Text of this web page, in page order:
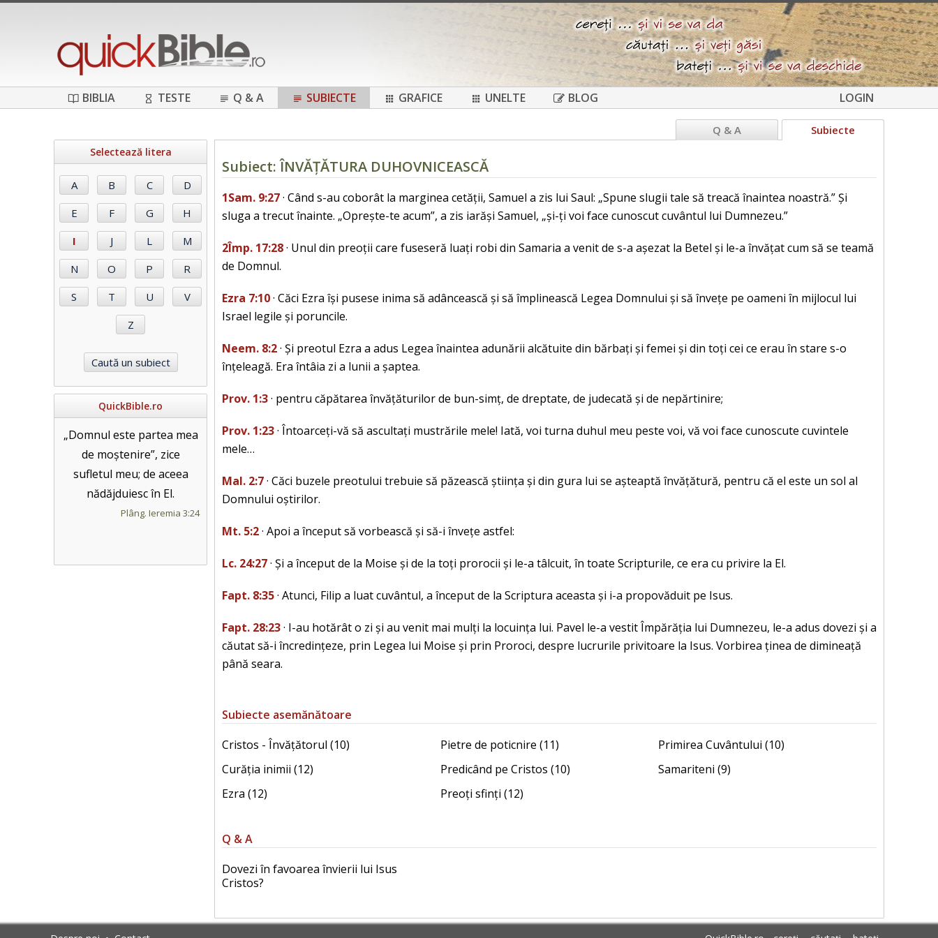
BIBLIA TESTE Q & A SUBIECTE GRAFICE UNELTE BLOG LOGIN
Selectează litera
QuickBible.ro
„Domnul este partea mea
de moștenire”, zice
sufletul meu; de aceea
nădăjduiesc în El.
Plâng. Ieremia 3:24
Subiecte
Q & A
Subiect: ÎNVĂȚĂTURA DUHOVNICEASCĂ
1Sam. 9:27· Când s-au coborât la marginea cetății, Samuel a zis lui Saul: „Spune slugii tale să treacă înaintea noastră.” Și
sluga a trecut înainte. „Oprește-te acum”, a zis iarăși Samuel, „și-ți voi face cunoscut cuvântul lui Dumnezeu.”
2Împ. 17:28· Unul din preoții care fuseseră luați robi din Samaria a venit de s-a așezat la Betel și le-a învățat cum să se teamă
de Domnul.
Ezra 7:10· Căci Ezra își pusese inima să adâncească și să împlinească Legea Domnului și să învețe pe oameni în mijlocul lui
Israel legile și poruncile.
Neem. 8:2· Și preotul Ezra a adus Legea înaintea adunării alcătuite din bărbați și femei și din toți cei ce erau în stare s-o
înțeleagă. Era întâia zi a lunii a șaptea.
Prov. 1:3· pentru căpătarea învățăturilor de bun-simț, de dreptate, de judecată și de nepărtinire;
Prov. 1:23· Întoarceți-vă să ascultați mustrările mele! Iată, voi turna duhul meu peste voi, vă voi face cunoscute cuvintele
mele…
Mal. 2:7· Căci buzele preotului trebuie să păzească știința și din gura lui se așteaptă învățătură, pentru că el este un sol al
Domnului oștirilor.
Mt. 5:2· Apoi a început să vorbească și să-i învețe astfel:
Lc. 24:27· Și a început de la Moise și de la toți prorocii și le-a tâlcuit, în toate Scripturile, ce era cu privire la El.
Fapt. 8:35· Atunci, Filip a luat cuvântul, a început de la Scriptura aceasta și i-a propovăduit pe Isus.
Fapt. 28:23· I-au hotărât o zi și au venit mai mulți la locuința lui. Pavel le-a vestit Împărăția lui Dumnezeu, le-a adus dovezi și a
căutat să-i încredințeze, prin Legea lui Moise și prin Proroci, despre lucrurile privitoare la Isus. Vorbirea ținea de dimineață
până seara.
Subiecte asemănătoare
Cristos - Învățătorul (10)
Curăția inimii (12)
Ezra (12)
Pietre de poticnire (11)
Predicând pe Cristos (10)
Preoți sfinți (12)
Primirea Cuvântului (10)
Samariteni (9)
Q & A
Dovezi în favoarea învierii lui Isus
Cristos?